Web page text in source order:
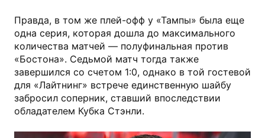
Правда, в том же плей-офф у «Тампы» была еще
одна серия, которая дошла до максимального
количества матчей — полуфинальная против
«Бостона». Седьмой матч тогда также
завершился со счетом 1:0, однако в той гостевой
для «Лайтнинг» встрече единственную шайбу
забросил соперник, ставший впоследствии
обладателем Кубка Стэнли.